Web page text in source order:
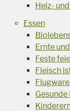
Heiz-
Essen
Ernte
Feste
Fleisch
Gesunde